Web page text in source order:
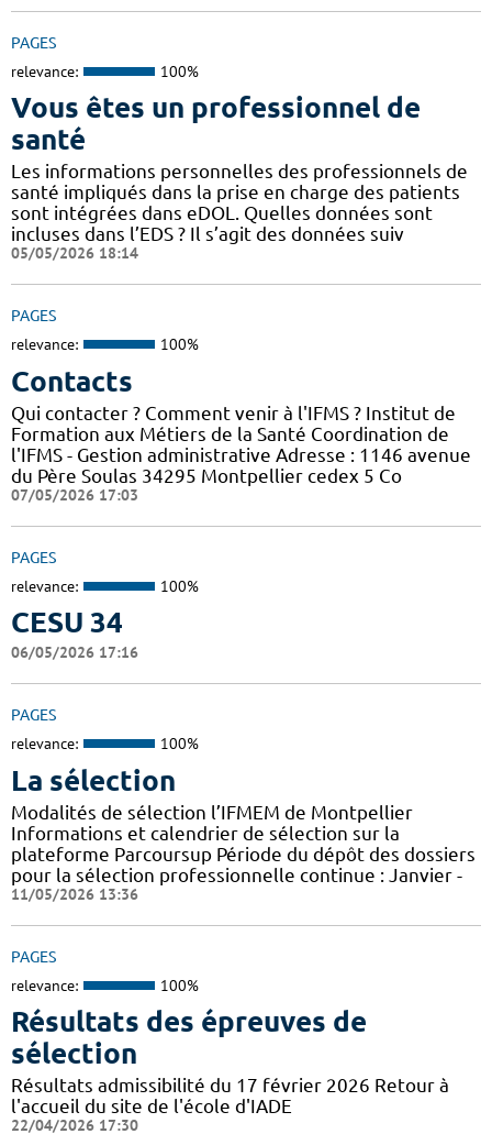
PAGES
relevance: 100%
Vous êtes un professionnel de
santé
Les informations personnelles des professionnels de
santé impliqués dans la prise en charge des patients
sont intégrées dans eDOL. Quelles données sont
incluses dans l’EDS ? Il s’agit des données suiv
05/05/2026 18:14
PAGES
relevance: 100%
Contacts
Qui contacter ? Comment venir à l'IFMS ? Institut de
Formation aux Métiers de la Santé Coordination de
l'IFMS - Gestion administrative Adresse : 1146 avenue
du Père Soulas 34295 Montpellier cedex 5 Co
07/05/2026 17:03
PAGES
relevance: 100%
CESU 34
06/05/2026 17:16
PAGES
relevance: 100%
La sélection
Modalités de sélection l’IFMEM de Montpellier
Informations et calendrier de sélection sur la
plateforme Parcoursup Période du dépôt des dossiers
pour la sélection professionnelle continue : Janvier -
11/05/2026 13:36
PAGES
relevance: 100%
Résultats des épreuves de
sélection
Résultats admissibilité du 17 février 2026 Retour à
l'accueil du site de l'école d'IADE
22/04/2026 17:30